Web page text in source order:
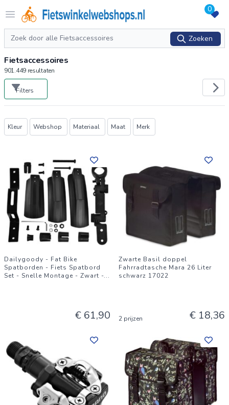
Open menu
Logo Fietswinkelwebshops.nl 0
Zoeken
Zoeken
Fietsaccessoires
901.449 resultaten
Filters
Producten
Kleur Webshop Materiaal Maat Merk
Dailygoody - Fat Bike
Spatborden - Fiets Spatbord
Set - Snelle Montage - Zwart -...
€ 61,90
Zwarte Basil doppel
Fahrradtasche Mara 26 Liter
schwarz 17022
2 prijzen € 18,36